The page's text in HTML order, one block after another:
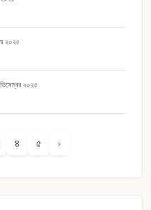
২০২৫
২০২৫
৪ ৫ ›